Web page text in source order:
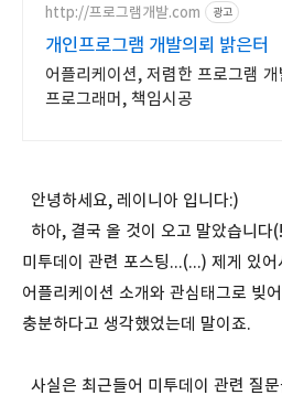
http://프로그램개발.com 광고
개인프로그램 개발의뢰 밝은터
어플리케이션, 저렴한 프로그램
프로그래머, 책임시공
안녕하세요, 레이니아 입니다:)
하아, 결국 올 것이 오고 말았습니다
미투데이 관련 포스팅...(...) 제게 있
어플리케이션 소개와 관심태그로 빚
충분하다고 생각했었는데 말이죠.
사실은 최근들어 미투데이 관련 질